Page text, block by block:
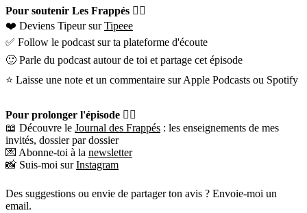
Pour soutenir Les Frappés 👇🏼
❤️ Deviens Tipeur surTipeee
✅ Follow le podcast sur ta plateforme d'écoute
🙂 Parle du podcast autour de toi et partage cet épisode
⭐️ Laisse une note et un commentaire sur Apple Podcasts ou Spotify
Pour prolonger l'épisode 👇🏼
📖 Découvre le Journal des Frappés : les enseignements de mes
invités, dossier par dossier
💌 Abonne-toi à la newsletter
📸 Suis-moi surInstagram
Des suggestions ou envie de partager ton avis ? Envoie-moi un
email.